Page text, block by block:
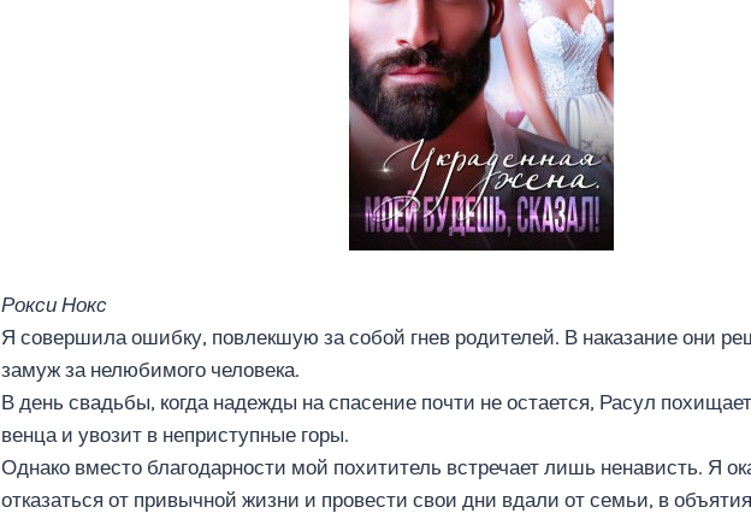
Рокси Нокс
Я совершила ошибку, повлекшую за собой гнев родителей. В наказание они
замуж за нелюбимого человека.
В день свадьбы, когда надежды на спасение почти не остается, Расул
венца и увозит в неприступные горы.
Однако вместо благодарности мой похититель встречает лишь ненависть. Я
отказаться от привычной жизни и провести свои дни вдали от семьи, в